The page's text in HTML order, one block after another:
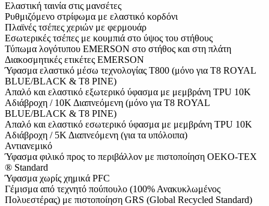
Ελαστική ταινία στις μανσέτες
Ρυθμιζόμενο στρίφωμα με ελαστικό κορδόνι
Πλαϊνές τσέπες χεριών με φερμουάρ
Εσωτερικές τσέπες με κουμπιά στο ύψος του στήθους
Τύπωμα λογότυπου EMERSON στο στήθος και στη πλάτη
Διακοσμητικές ετικέτες EMERSON
Ύφασμα ελαστικό μέσω τεχνολογίας T800 (μόνο για T8 ROYAL
BLUE/BLACK & T8 PINE)
Απαλό και ελαστικό εξωτερικό ύφασμα με μεμβράνη TPU 10K
Αδιάβροχη / 10Κ Διαπνεόμενη (μόνο για T8 ROYAL
BLUE/BLACK & T8 PINE)
Απαλό και ελαστικό εσωτερικό ύφασμα με μεμβράνη TPU 10K
Αδιάβροχη / 5Κ Διαπνεόμενη (για τα υπόλοιπα)
Αντιανεμικό
Ύφασμα φιλικό προς το περιβάλλον με πιστοποίηση OEKO-TEX
® Standard
Ύφασμα χωρίς χημικά PFC
Γέμισμα από τεχνητό πούπουλο (100% Ανακυκλωμένος
Πολυεστέρας) με πιστοποίηση GRS (Global Recycled Standard)